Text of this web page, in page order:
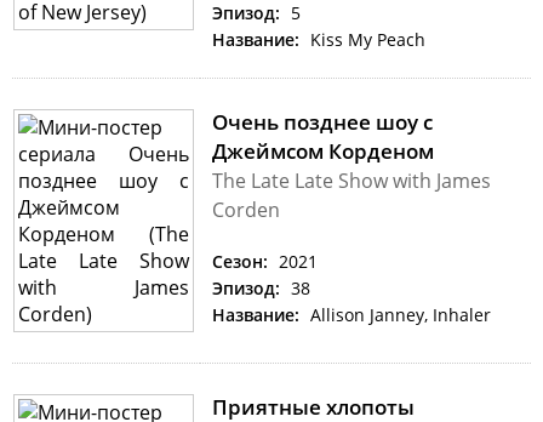
Эпизод: 5
Название: Kiss My Peach
Очень позднее шоу с
Джеймсом Корденом
The Late Late Show with James
Corden
Сезон: 2021
Эпизод: 38
Название: Allison Janney, Inhaler
Приятные хлопоты